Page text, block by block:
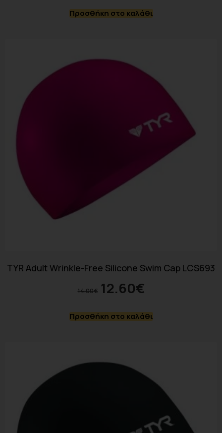
Προσθήκη στο καλάθι
TYR Adult Wrinkle-Free Silicone Swim Cap LCS693
14.00€ 12.60€
Προσθήκη στο καλάθι